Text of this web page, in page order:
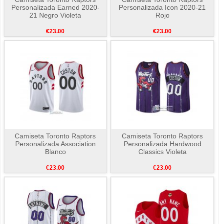
Personalizada Earned 2020-
21 Negro Violeta
€23.00
Personalizada Icon 2020-21
Rojo
€23.00
Camiseta Toronto Raptors
Personalizada Association
Blanco
€23.00
Camiseta Toronto Raptors
Personalizada Hardwood
Classics Violeta
€23.00